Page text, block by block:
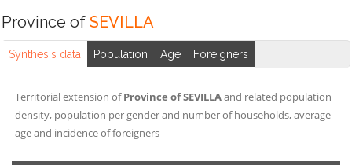
CÉSPEDES
CASTILBLANCO
CASTILLEJA DE
GUZMÁN
CASTILLEJA DE LA
CUESTA
LA ALGABA
LA LUISIANA
CAZALLA
LA PUEBLA DE
LOS INFANTES
MAYOR
SANTIPONCE
SEVILLA
TOCINA
UMBRETE
Province of SEVILLA
Synthesis data Population Age Foreigners
Territorial extension ofProvince of SEVILLAand related population
density, population per gender and number of households, average
age and incidence of foreigners